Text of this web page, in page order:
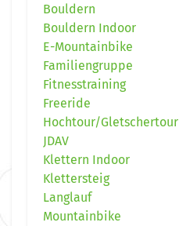
Bouldern
Bouldern Indoor
E-Mountainbike
Familiengruppe
Fitnesstraining
Freeride
Hochtour/Gletschertour
JDAV
Klettern Indoor
Klettersteig
Langlauf
Mountainbike